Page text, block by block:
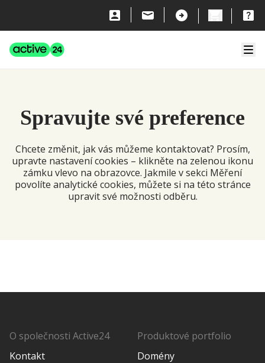
Active24
Spravujte své preference️
Chcete změnit, jak vás můžeme kontaktovat? Prosím,
upravte nastavení cookies – klikněte na zelenou ikonu
zámku vlevo na obrazovce. Jakmile v sekci Měření
povolíte analytické cookies, můžete si na této stránce
upravit své možnosti odběru.
O společnosti Active24
Kontakt
Produktové portfolio
Domény